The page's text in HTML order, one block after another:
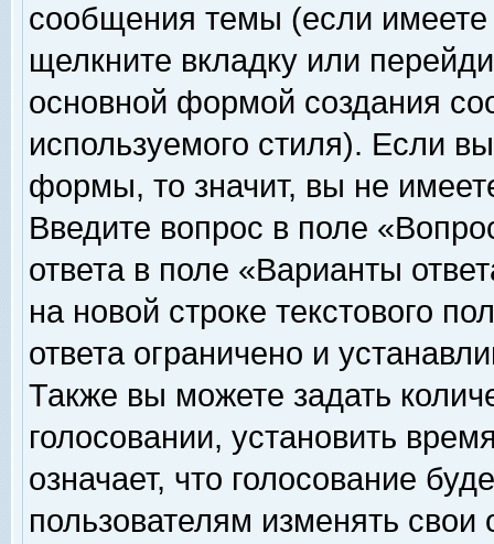
сообщения темы (если
щелкните вкладку или
основной формой создания
используемого стиля). Если
формы, то значит, вы не
Введите вопрос в поле
ответа в поле «Варианты
на новой строке текстового
ответа ограничено и
Также вы можете задать
голосовании, установить
означает, что голосование
пользователям изменять свои